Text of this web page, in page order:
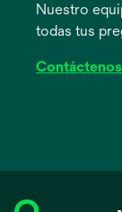
pestaña
Nuestro
todas tus
Contáctenos